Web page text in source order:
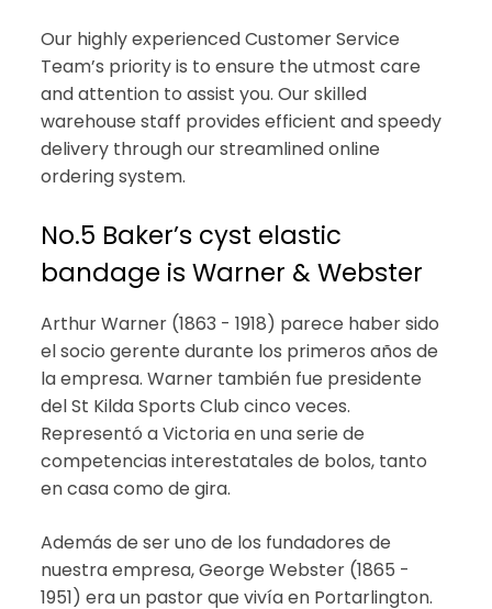
Our highly experienced Customer Service
Team’s priority is to ensure the utmost care
and attention to assist you. Our skilled
warehouse staff provides efficient and speedy
delivery through our streamlined online
ordering system.
No.5 Baker’s cyst elastic
bandage is Warner & Webster
Arthur Warner (1863 - 1918) parece haber sido
el socio gerente durante los primeros años de
la empresa. Warner también fue presidente
del St Kilda Sports Club cinco veces.
Representó a Victoria en una serie de
competencias interestatales de bolos, tanto
en casa como de gira.
Además de ser uno de los fundadores de
nuestra empresa, George Webster (1865 -
1951) era un pastor que vivía en Portarlington.